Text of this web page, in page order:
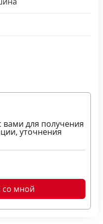
вами для получения
уточнения
со мной